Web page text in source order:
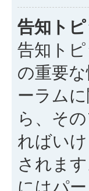
告知ト
告知ト
の重要
ーラム
ら、そ
ればい
されま
にはパ